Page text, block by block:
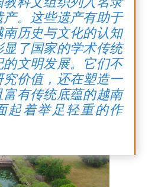
产。这些遗产有助于
南历史与文化的认知
显了国家的学术传统
的文明发展。它们不
究价值，还在塑造一
富有传统底蕴的越南
起着举足轻重的作